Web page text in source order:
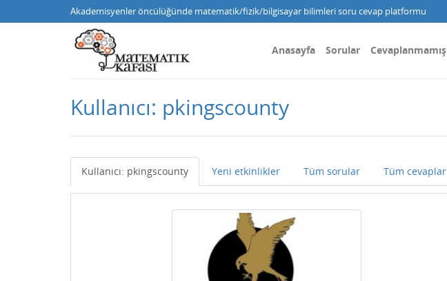
Akademisyenler öncülüğünde matematik/fizik/bilgisayar bilimleri soru cevap platformu
Anasayfa Sorular Cevaplanmamış
Kullanıcı: pkingscounty
Kullanıcı: pkingscounty Yeni etkinlikler Tüm sorular Tüm cevaplar